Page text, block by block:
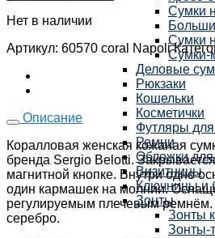
Сумки
Сумки
Сумки-
Деловые
Рюкзаки
Кошельки
Косметички
Футляры для
Ремни
Обложки
Визитницы
Ключницы и
Зонты
Зонты
Зонты-
Нет в наличии
Артикул: 60570 coral Napoli
Описание
Коралловая женская кожаная
бренда Sergio Belotti.
магнитной кнопке. Внутри одно
один кармашек на молнии.
регулируемым плечевым
серебро.